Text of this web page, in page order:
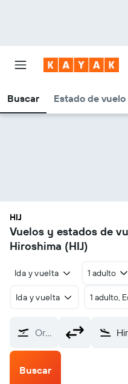
Buscar Estado de vuelo
HIJ
Vuelos y estados de
Hiroshima (HIJ)
Ida y vuelta 1 adulto
Ida y vuelta 1 adulto,
Origen
Buscar